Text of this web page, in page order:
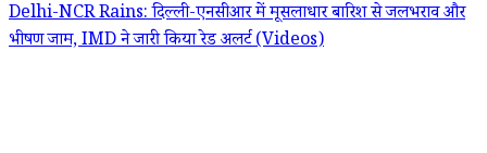
Delhi-NCR Rains: दिल्ली-एनसीआर में मूसलाधार बारिश से जलभराव और
भीषण जाम, IMD ने जारी किया रेड अलर्ट (Videos)